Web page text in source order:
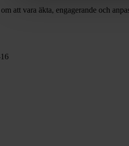
att vara äkta, engagerande och